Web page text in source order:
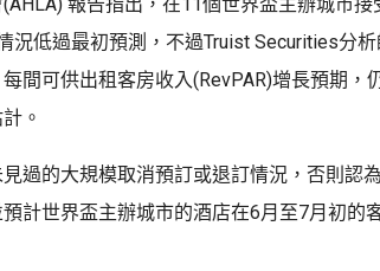
況低過最初預測，不過Truist Securities分析
間可供出租客房收入(RevPAR)增長預期，
。
過的大規模取消預訂或退訂情況，否則認
計世界盃主辦城市的酒店在6月至7月初的